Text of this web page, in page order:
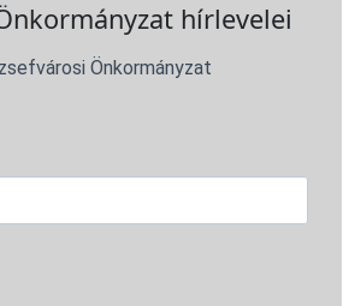
hírlevelei
Önkormányzat